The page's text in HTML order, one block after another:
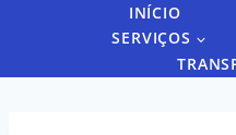
INÍCIO
SERVIÇOS